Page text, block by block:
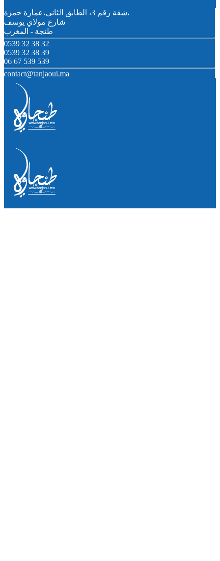
شقة رقم 3، الطابق الثاني،عمارة حمزة،
شارع مولاي يوسف
طنجة - المغرب
0539 32 38 32
0539 32 38 39
06 67 539 539
contact@tanjaoui.ma